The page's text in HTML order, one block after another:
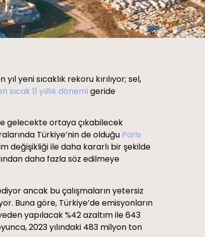
yeni sıcaklık rekoru kırılıyor; sel,
sıcak 11 yıllık dönemi geride
gelecekte ortaya çıkabilecek
Türkiye’nin de olduğu Paris
değişikliği ile daha kararlı bir şekilde
daha fazla söz edilmeye
ancak bu çalışmaların yetersiz
Buna göre, Türkiye’de emisyonların
yapılacak %42 azaltım ile 643
2023 yılındaki 483 milyon ton